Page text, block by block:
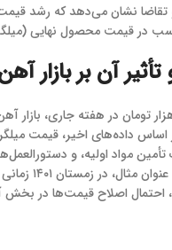
تقاضا نشان می‌دهد که رشد
در قیمت محصول نهایی
آن بر بازار
قیمت دلار تا ۹۳ هزار تومان در
مواد اولیه، و
احتمال اصلاح قیمت‌ها در